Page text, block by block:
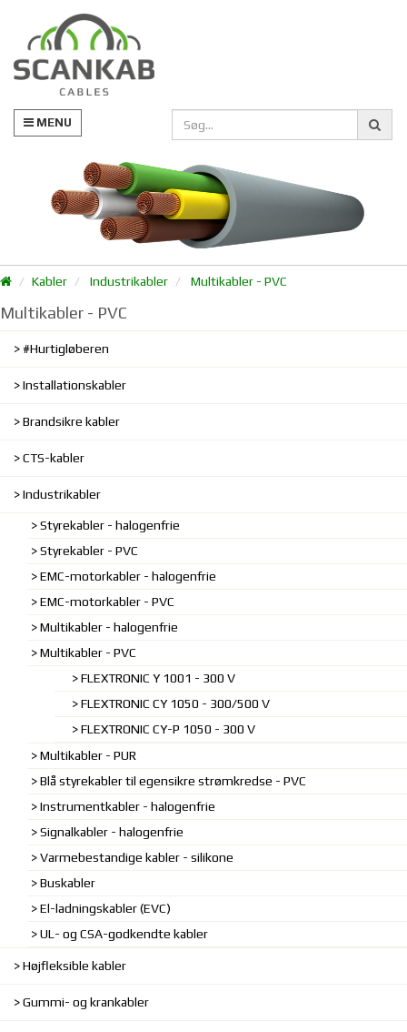
MENU
Kabler Industrikabler Multikabler - PVC
Multikabler - PVC
#Hurtigløberen
Installationskabler
Brandsikre kabler
CTS-kabler
Industrikabler
Styrekabler - halogenfrie
Styrekabler - PVC
EMC-motorkabler - halogenfrie
EMC-motorkabler - PVC
Multikabler - halogenfrie
Multikabler - PVC
FLEXTRONIC Y 1001 - 300 V
FLEXTRONIC CY 1050 - 300/500 V
FLEXTRONIC CY-P 1050 - 300 V
Multikabler - PUR
Blå styrekabler til egensikre strømkredse - PVC
Instrumentkabler - halogenfrie
Signalkabler - halogenfrie
Varmebestandige kabler - silikone
Buskabler
El-ladningskabler (EVC)
UL- og CSA-godkendte kabler
Højfleksible kabler
Gummi- og krankabler